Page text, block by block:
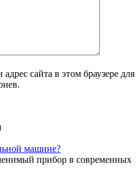
сайта в этом браузере для
машине?
прибор в современных